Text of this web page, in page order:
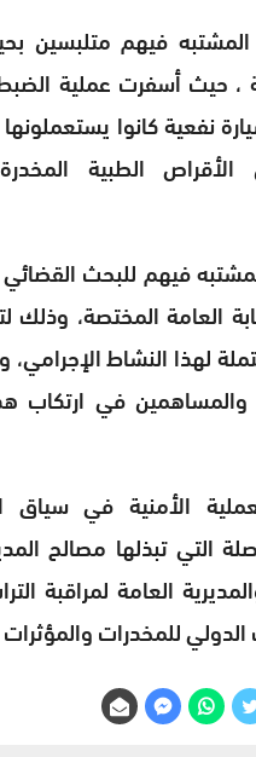
فيهم متلبسين
، حيث أسفرت عملية
و505 من الأقراص الطبية
فيهم للبحث
العامة المختصة، وذلك
لهذا النشاط
والمساهمين في ارتكاب
الأمنية في سياق
التي تبذلها مصالح
العامة لمراقبة
للمخدرات والمؤثرات